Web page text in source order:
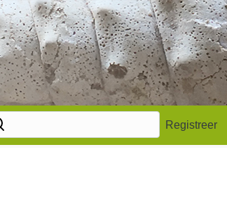
Registreer